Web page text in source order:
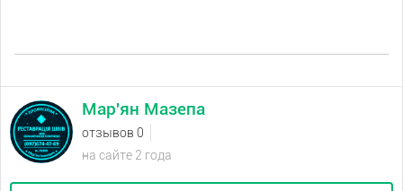
Мар'ян Мазепа
отзывов 0
на сайте 2 года